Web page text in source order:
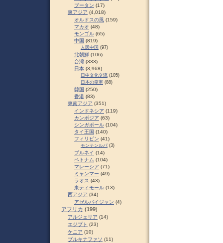
ブータン (17)
東アジア (4,018)
オルドスの風 (159)
マカオ (48)
モンゴル (65)
中国 (819)
人民中国 (97)
北朝鮮 (106)
台湾 (333)
日本 (3,968)
日中文化交流 (105)
日本の皇室 (88)
韓国 (250)
香港 (83)
東南アジア (351)
インドネシア (119)
カンボジア (63)
シンガポール (104)
タイ王国 (140)
フィリピン (41)
モンテンルパ (3)
ブルネイ (14)
ベトナム (104)
マレーシア (71)
ミャンマー (49)
ラオス (43)
東ティモール (13)
西アジア (34)
アゼルバイジャン (4)
アフリカ (199)
アルジェリア (14)
エジプト (23)
ケニア (10)
ブルキナファソ (11)